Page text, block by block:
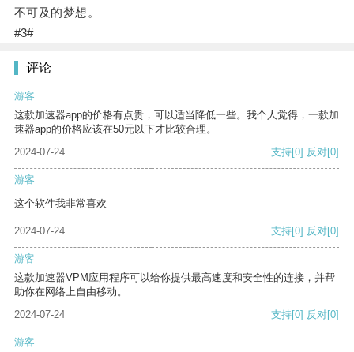
不可及的梦想。
#3#
评论
游客
这款加速器app的价格有点贵，可以适当降低一些。我个人觉得，一款加
速器app的价格应该在50元以下才比较合理。
2024-07-24
支持[0] 反对[0]
游客
这个软件我非常喜欢
2024-07-24 支持[0] 反对[0]
游客
这款加速器VPM应用程序可以给你提供最高速度和安全性的连接，并帮
助你在网络上自由移动。
2024-07-24
支持[0] 反对[0]
游客